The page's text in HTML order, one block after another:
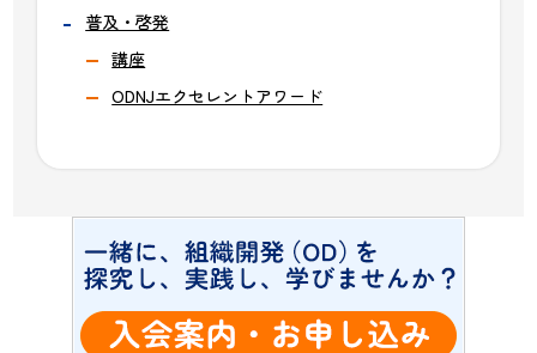
普及・啓発
講座
ODNJエクセレントアワード